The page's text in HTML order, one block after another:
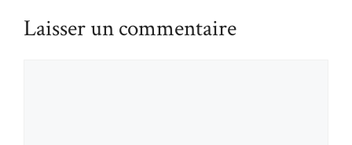
Laisser un commentaire